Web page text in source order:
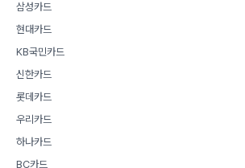
삼성카드
현대카드
KB국민카드
신한카드
롯데카드
우리카드
하나카드
BC카드